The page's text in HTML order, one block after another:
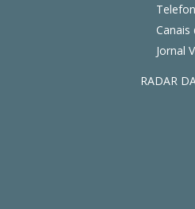
Canais
Jornal
RADAR